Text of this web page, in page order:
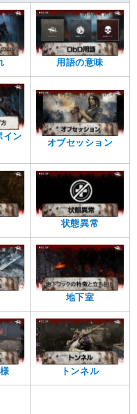
用語の意味
イン
オブセッション
状態異常
地下室
トンネル